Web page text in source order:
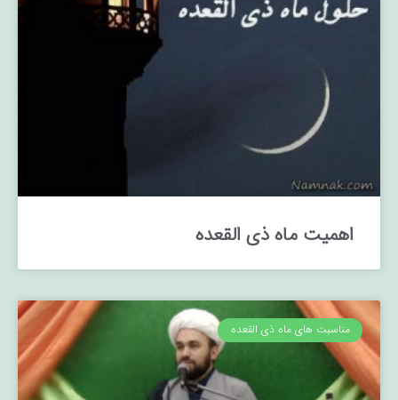
اهمیت ماه ذی القعده
مناسبت های ماه ذی القعده